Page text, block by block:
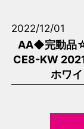
2022/12/01
AA◆完動品☆
CE8-KW
ホワ